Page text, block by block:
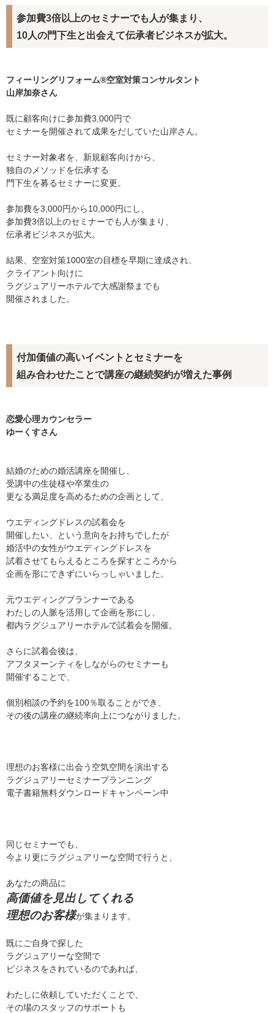
参加費3倍以上のセミナーでも人が集まり、
10人の門下生と出会えて伝承者ビジネスが拡大。
フィーリングリフォーム®空室対策コンサルタント
山岸加奈さん
既に顧客向けに参加費3,000円で
セミナーを開催されて成果をだしていた山岸さん。
セミナー対象者を、新規顧客向けから、
独自のメソッドを伝承する
門下生を募るセミナーに変更。
参加費を3,000円から10,000円にし、
参加費3倍以上のセミナーでも人が集まり、
伝承者ビジネスが拡大。
結果、空室対策1000室の目標を早期に達成され、
クライアント向けに
ラグジュアリーホテルで大感謝祭までも
開催されました。
付加価値の高いイベントとセミナーを
組み合わせたことで講座の継続契約が増えた事例
恋愛心理カウンセラー
ゆーくすさん
結婚のための婚活講座を開催し、
受講中の生徒様や卒業生の
更なる満足度を高めるための企画として、
ウエディングドレスの試着会を
開催したい、という意向をお持ちでしたが
婚活中の女性がウエディングドレスを
試着させてもらえるところを探すところから
企画を形にできずにいらっしゃいました。
元ウエディングプランナーである
わたしの人脈を活用して企画を形にし、
都内ラグジュアリーホテルで試着会を開催。
さらに試着会後は、
アフタヌーンティをしながらのセミナーも
開催することで、
個別相談の予約を100％取ることができ、
その後の講座の継続率向上につながりました。
理想のお客様に出会う空気空間を演出する
ラグジュアリーセミナープランニング
電子書籍無料ダウンロードキャンペーン中
同じセミナーでも、
今より更にラグジュアリーな空間で行うと、
あなたの商品に
高価値を見出してくれる
理想のお客様が集まります。
既にご自身で探した
ラグジュアリーな空間で
ビジネスをされているのであれば、
わたしに依頼していただくことで、
その場のスタッフのサポートも